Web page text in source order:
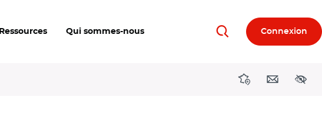
Ressources Qui sommes-nous RechercherConnexion
DirectionsContact